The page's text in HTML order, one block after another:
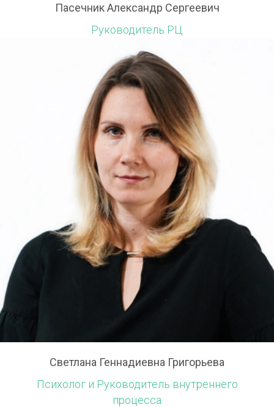
Пасечник Александр Сергеевич
Руководитель РЦ
Светлана Геннадиевна Григорьева
Психолог и Руководитель внутреннего
процесса